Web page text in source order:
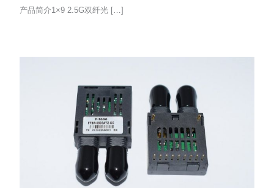
产品简介1×9 2.5G双纤光 […]